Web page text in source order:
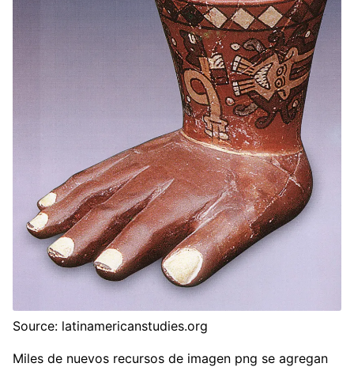
Source: latinamericanstudies.org
Miles de nuevos recursos de imagen png se agregan